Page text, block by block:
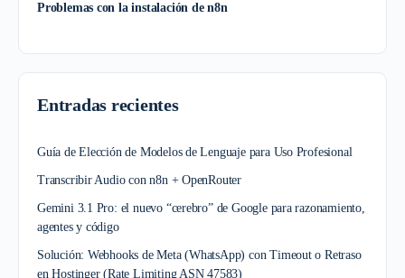
Problemas con la instalación de n8n
Entradas recientes
Guía de Elección de Modelos de Lenguaje para Uso Profesional
Transcribir Audio con n8n + OpenRouter
Gemini 3.1 Pro: el nuevo “cerebro” de Google para razonamiento,
agentes y código
Solución: Webhooks de Meta (WhatsApp) con Timeout o Retraso
en Hostinger (Rate Limiting ASN 47583)